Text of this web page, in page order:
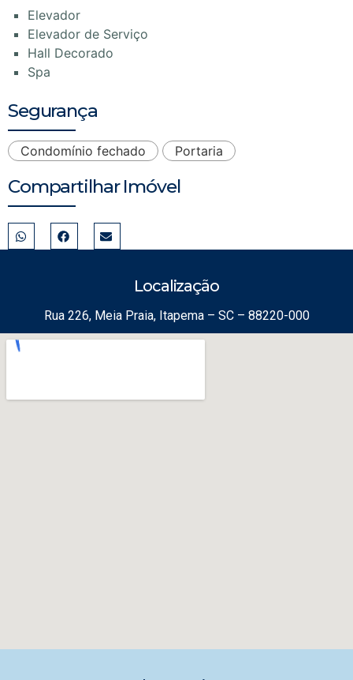
Elevador
Elevador de Serviço
Hall Decorado
Spa
Segurança
Condomínio fechado Portaria
Compartilhar Imóvel
Localização
Rua 226, Meia Praia, Itapema – SC – 88220-000